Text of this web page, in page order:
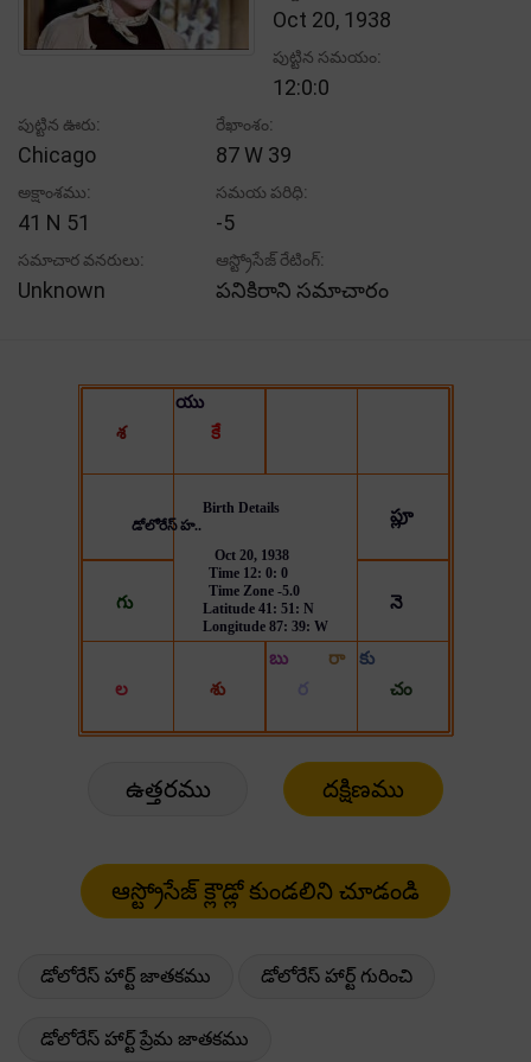
Oct 20, 1938
పుట్టిన సమయం:
12:0:0
పుట్టిన ఊరు:
Chicago
రేఖాంశం:
87 W 39
అక్షాంశము:
41 N 51
సమయ పరిధి:
-5
సమాచార వనరులు:
Unknown
ఆస్ట్రోసేజ్ రేటింగ్:
పనికిరాని సమాచారం
ఉత్తరము దక్షిణము
డోలోరేస్ హార్ట్ జాతకము డోలోరేస్ హార్ట్ గురించి
డోలోరేస్ హార్ట్ ప్రేమ జాతకము